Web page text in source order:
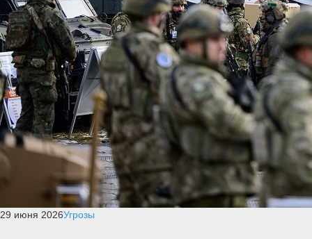
29 июня 2026Угрозы